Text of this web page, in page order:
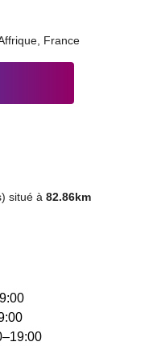
France
situé à 82.86km